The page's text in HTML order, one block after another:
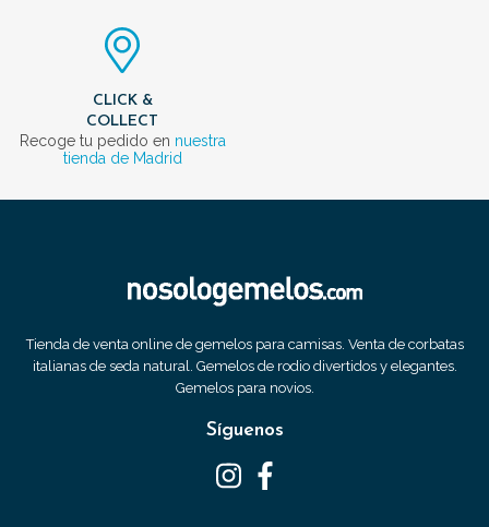
CLICK &
COLLECT
Recoge tu pedido en nuestra
tienda de Madrid
Tienda de venta online de gemelos para camisas. Venta de corbatas
italianas de seda natural. Gemelos de rodio divertidos y elegantes.
Gemelos para novios.
Síguenos